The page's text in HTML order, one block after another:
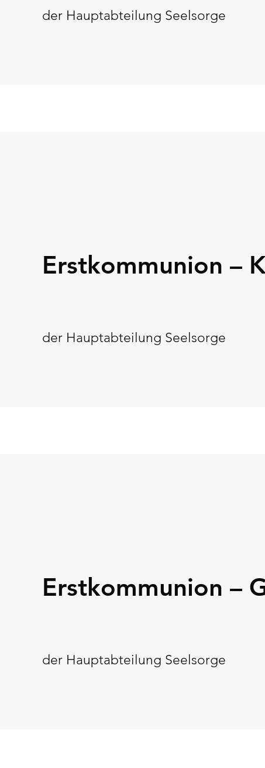
der Hauptabteilung Seelsorge
Erstkommunion –
der Hauptabteilung Seelsorge
Erstkommunion –
der Hauptabteilung Seelsorge